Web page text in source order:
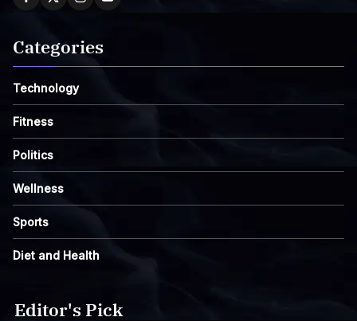
Categories
Technology
Fitness
Politics
Wellness
Sports
Diet and Health
Editor's Pick